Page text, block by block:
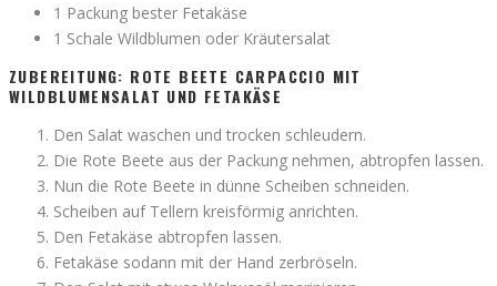
1 Packung bester Fetakäse
1 Schale Wildblumen oder Kräutersalat
ZUBEREITUNG: ROTE BEETE CARPACCIO MIT
WILDBLUMENSALAT UND FETAKÄSE
Den Salat waschen und trocken schleudern.
Die Rote Beete aus der Packung nehmen, abtropfen lassen.
Nun die Rote Beete in dünne Scheiben schneiden.
Scheiben auf Tellern kreisförmig anrichten.
Den Fetakäse abtropfen lassen.
Fetakäse sodann mit der Hand zerbröseln.